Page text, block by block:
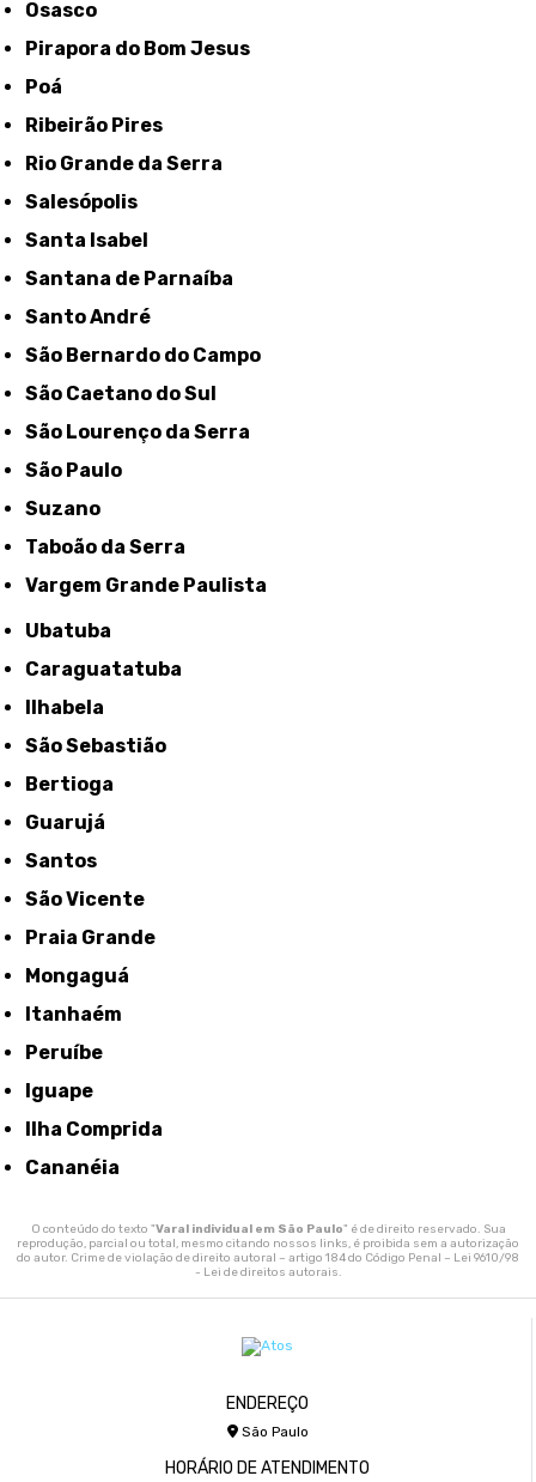
Osasco
Pirapora do Bom Jesus
Poá
Ribeirão Pires
Rio Grande da Serra
Salesópolis
Santa Isabel
Santana de Parnaíba
Santo André
São Bernardo do Campo
São Caetano do Sul
São Lourenço da Serra
São Paulo
Suzano
Taboão da Serra
Vargem Grande Paulista
Ubatuba
Caraguatatuba
Ilhabela
São Sebastião
Bertioga
Guarujá
Santos
São Vicente
Praia Grande
Mongaguá
Itanhaém
Peruíbe
Iguape
Ilha Comprida
Cananéia
O conteúdo do texto "Varal individual em São Paulo" é de direito reservado. Sua
reprodução, parcial ou total, mesmo citando nossos links, é proibida sem a autorização
do autor. Crime de violação de direito autoral – artigo 184 do Código Penal – Lei 9610/98
- Lei de direitos autorais.
ENDEREÇO
São Paulo
HORÁRIO DE ATENDIMENTO